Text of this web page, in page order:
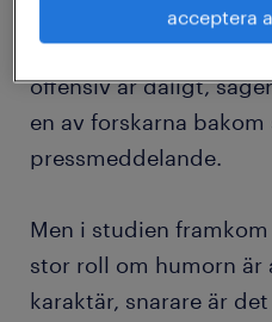
verktyg för ett gott
att negativ humor,
offensiv är dåligt,
en av forskarna
pressmeddelande.
Men i studien
stor roll om humorn är
karaktär, snarare är
acceptera